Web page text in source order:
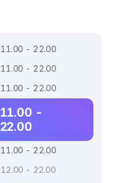
11.00 - 22.00
11.00 - 22.00
11.00 - 22.00
11.00 -
22.00
11.00 - 22.00
12.00 - 22.00